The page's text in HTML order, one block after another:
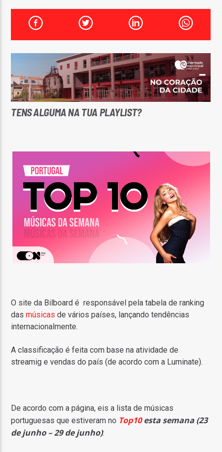
FAIXA ATUAL
TENS ALGUMA NA TUA PLAYLIST?
O site da Bilboard é responsável pela tabela de ranking
dasmúsicas de vários países, lançando tendências
internacionalmente.
A classificação é feita com base na atividade de
streamig e vendas do país (de acordo com a Luminate).
De acordo com a página, eis a lista de músicas
portuguesas que estiveram no Top10esta semana (23
de junho – 29 de junho):